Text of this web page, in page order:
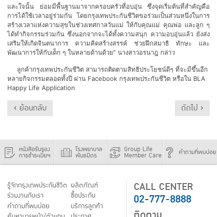
และใจนั้น ย่อมมีพื้นฐานมาจากครอบครัวที่อบอุ่น ซึ่งจุดเริ่มต้นที่สำคัญคือ
การได้ใช้เวลาอยู่ร่วมกัน โดยกรุงเทพประกันชีวิตขอร่วมเป็นส่วนหนึ่งในการ
สร้างเวลาแห่งความสุขในช่วงเทศกาลวันแม่ ให้กับคุณแม่ คุณพ่อ และลูก ๆ
ได้ทำกิจกรรมร่วมกัน ซึ่งนอกจากจะได้ทั้งความสนุก ความอบอุ่นแล้ว ยังส่ง
เสริมให้เกิดจินตนาการ ความคิดสร้างสรรค์ ช่วยฝึกสมาธิ ทักษะ และ
พัฒนาการให้กับเด็ก ๆ ในหลายด้านด้วย” นางสาวอรนาฎ กล่าว
ลูกค้ากรุงเทพประกันชีวิต สามารถติดตามสิทธิประโยชน์ดีๆ ที่จะมีขึ้นอีก
หลายกิจกรรมตลอดทั้งปี ผ่าน Facebook กรุงเทพประกันชีวิต หรือใน BLA
Happy Life Application
‹ ย้อนกลับ ถัดไป ›
หนังสือรับรอง
การชำระเบี้ยฯ
โรงพยาบาล
พันธมิตร
Group Life
Member Care คำถามที่พบบ่อย
รู้จักกรุงเทพประกันชีวิต
ร่วมงานกับเรา
คำถามที่พบบ่อย
ผลิตภัณฑ์
ชื้อประกัน
บริการลูกค้า
CALL CENTER
02-777-8888